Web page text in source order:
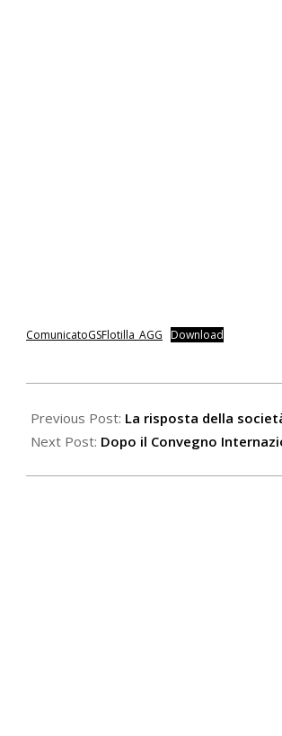
ComunicatoGSFlotilla_AGG Download
09-
04
Previous Post: La risposta della
Next Post: Dopo il Convegno